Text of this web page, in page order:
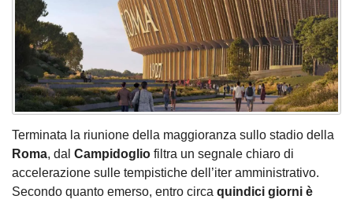
Terminata la riunione della maggioranza sullo stadio della
Roma, dal Campidoglio filtra un segnale chiaro di
accelerazione sulle tempistiche dell’iter amministrativo.
Secondo quanto emerso, entro circa quindici giorni è